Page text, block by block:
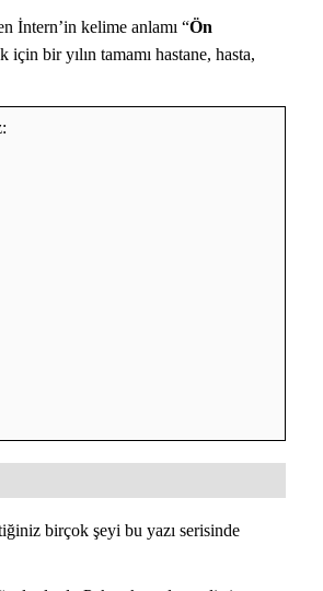
İntern’in kelime anlamı “Ön
bir yılın tamamı hastane, hasta,
birçok şeyi bu yazı serisinde